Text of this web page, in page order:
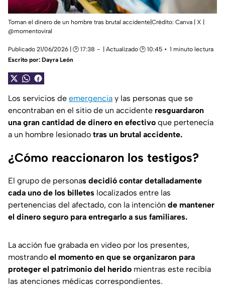
Toman el dinero de un hombre tras brutal accidente|Crédito: Canva | X |
@momentoviral
Publicado 21/06/2026 | 🕑 17:38 | Actualizado 🕑 10:45
1 minuto lectura
Escrito por: Dayra León
Los servicios de emergencia y las personas que se
encontraban en el sitio de un accidente resguardaron
una gran cantidad de dinero en efectivo que pertenecía
a un hombre lesionado tras un brutal accidente.
¿Cómo reaccionaron los testigos?
El grupo de personas decidió contar detalladamente
cada uno de los billetes localizados entre las
pertenencias del afectado, con la intención de mantener
el dinero seguro para entregarlo a sus familiares.
La acción fue grabada en video por los presentes,
mostrando el momento en que se organizaron para
proteger el patrimonio del herido mientras este recibía
las atenciones médicas correspondientes.